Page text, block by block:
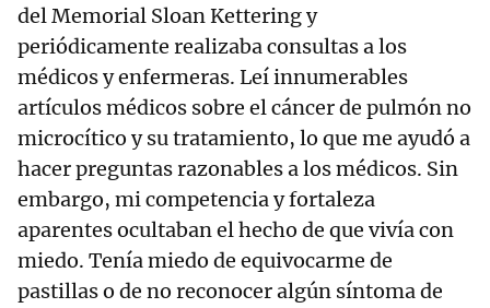
del Memorial Sloan Kettering y
periódicamente realizaba consultas a los
médicos y enfermeras. Leí innumerables
artículos médicos sobre el cáncer de pulmón no
microcítico y su tratamiento, lo que me ayudó a
hacer preguntas razonables a los médicos. Sin
embargo, mi competencia y fortaleza
aparentes ocultaban el hecho de que vivía con
miedo. Tenía miedo de equivocarme de
pastillas o de no reconocer algún síntoma de